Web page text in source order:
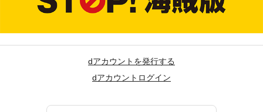
dアカウントを発行する
dアカウントログイン